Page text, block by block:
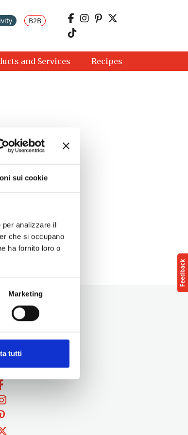
sui cookie
per analizzare il
che si occupano
ha fornito loro o
Marketing
tutti
B2B
and Services Recipes
us